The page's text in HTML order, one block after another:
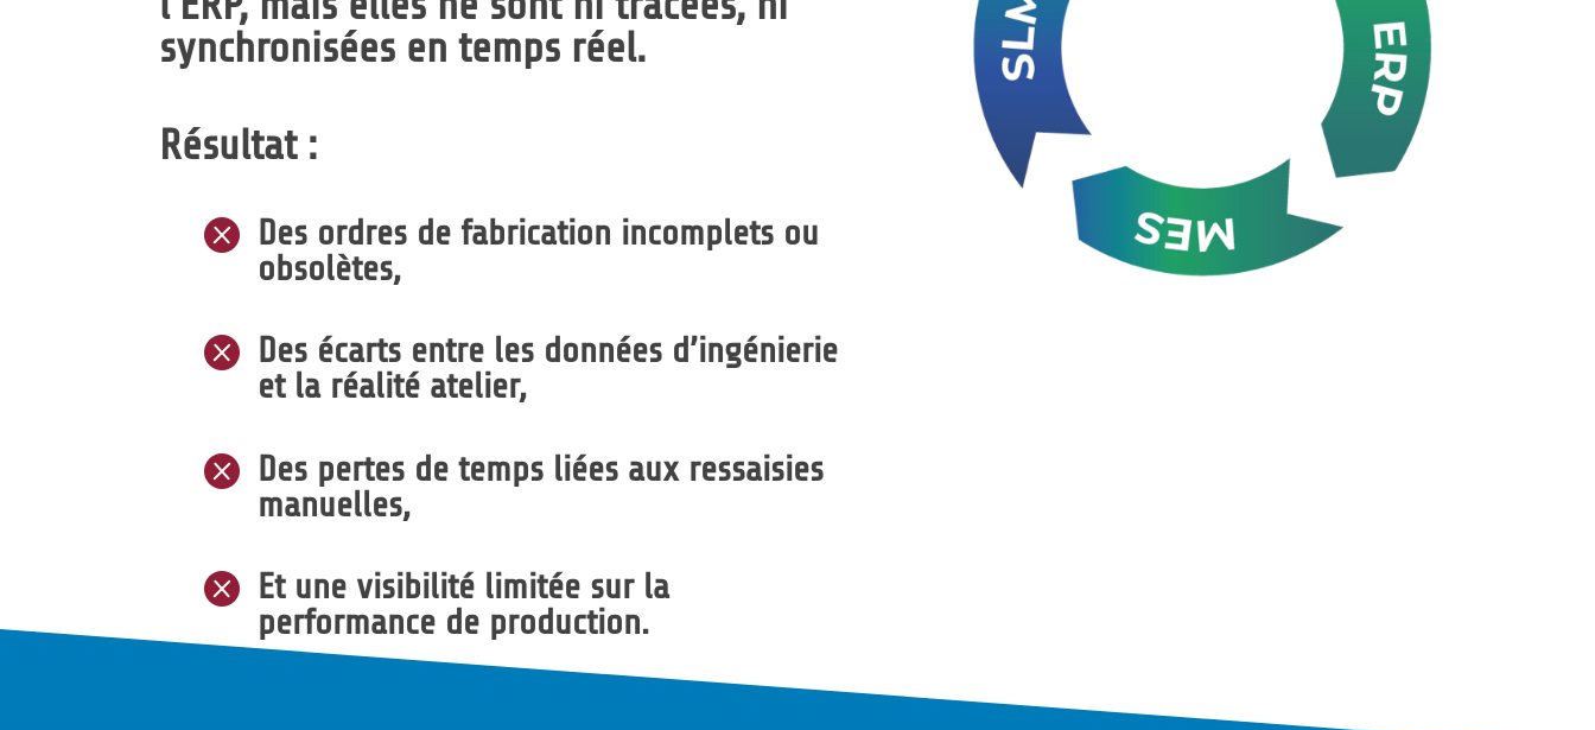
synchronisées en temps réel.
Résultat :
 Des ordres de fabrication incomplets ou
obsolètes,

Des écarts entre les données d’ingénierie
et la réalité atelier,
 Des pertes de temps liées aux ressaisies
manuelles,

Et une visibilité limitée sur la
performance de production.